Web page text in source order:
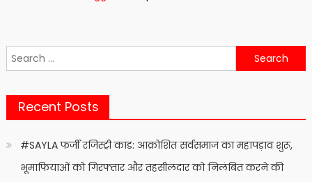
Search
for:
Recent Posts
#SAYLA फर्जी रजिस्ट्री कांड: आक्रोशित सर्वसमाज का महापड़ाव शुरू,
भूमाफियाओं को गिरफ्तार और तहसीलदार को निलंबित करने की